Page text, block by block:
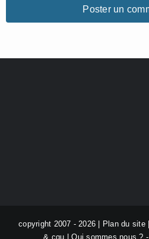
copyright 2007 - 2026 | Plan du site|
& cgu |Qui sommes nous ? -